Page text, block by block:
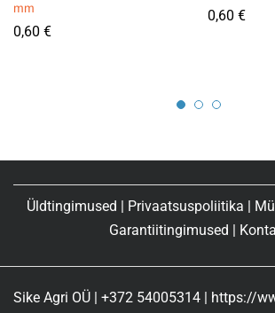
mm
0,60 €
0,60 €
Üldtingimused Privaatsuspoliitika
Garantiitingimused
Sike Agri OÜ | +372 54005314 | https://